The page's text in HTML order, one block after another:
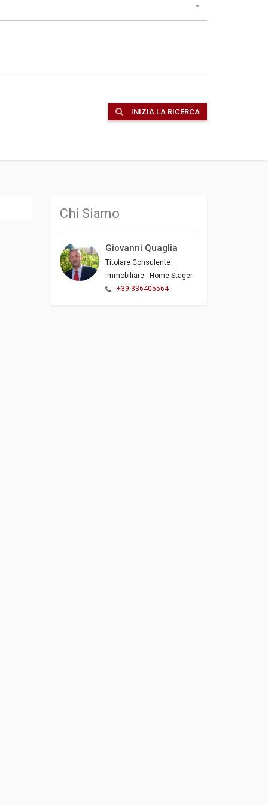
INIZIA LA RICERCA
Chi Siamo
Giovanni Quaglia
Titolare Consulente
Immobiliare - Home Stager
+39 336405564